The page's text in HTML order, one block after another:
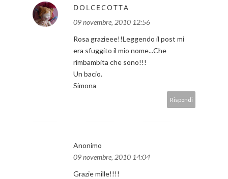
DOLCECOTTA
09 novembre, 2010 12:56
Rosa grazieee!!Leggendo il post mi
era sfuggito il mio nome...Che
rimbambita che sono!!!
Un bacio.
Simona
Rispondi
Anonimo
09 novembre, 2010 14:04
Grazie mille!!!!